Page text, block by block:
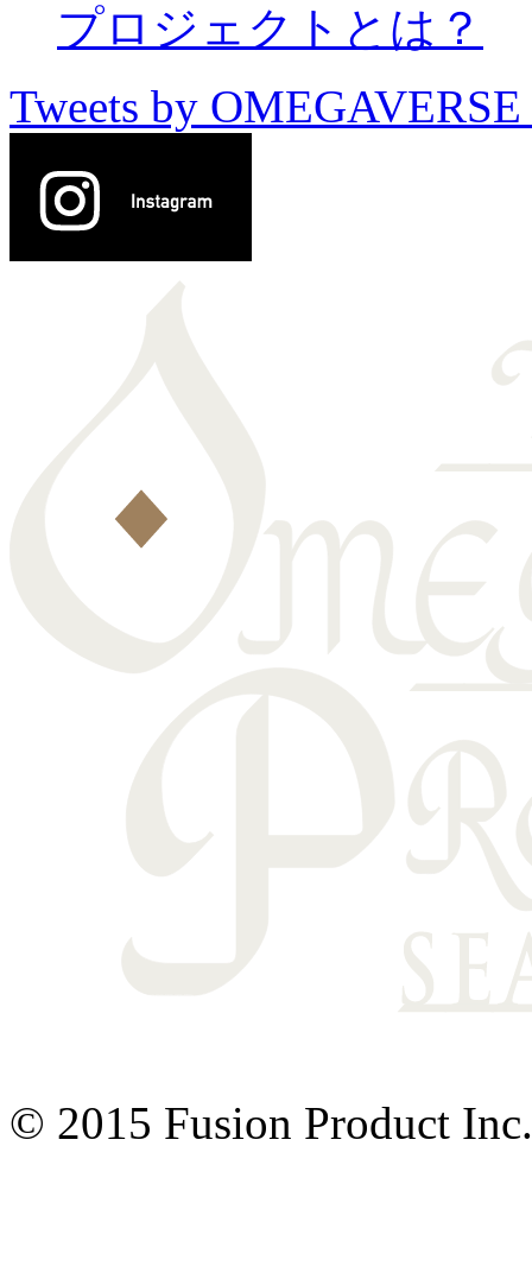
プロジェクトとは？
Tweets by
© 2015 Fusion Product Inc.